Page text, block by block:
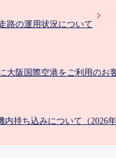
路の運用状況について
大阪国際空港をご利用のお
持ち込みについて（2026年